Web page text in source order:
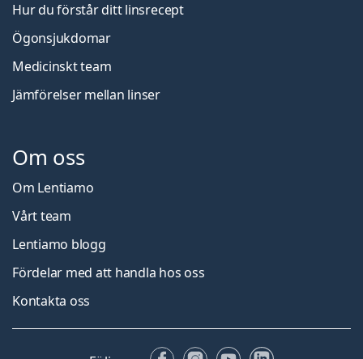
Hur du förstår ditt linsrecept
Ögonsjukdomar
Medicinskt team
Jämförelser mellan linser
Om oss
Om Lentiamo
Vårt team
Lentiamo blogg
Fördelar med att handla hos oss
Kontakta oss
FacebookInstagram
YouTubeLinkedIn